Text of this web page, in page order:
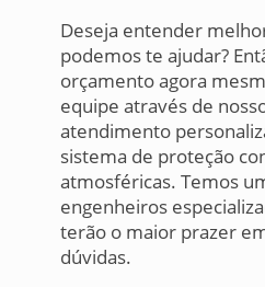
Deseja entender
podemos te ajudar?
orçamento agora
equipe através de
atendimento
sistema de proteção
atmosféricas. Temos
engenheiros
terão o maior prazer
dúvidas.